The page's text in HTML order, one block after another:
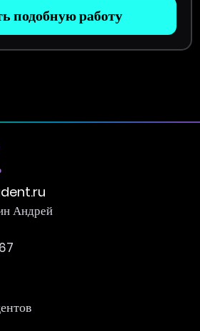
подобную работу
Андрей